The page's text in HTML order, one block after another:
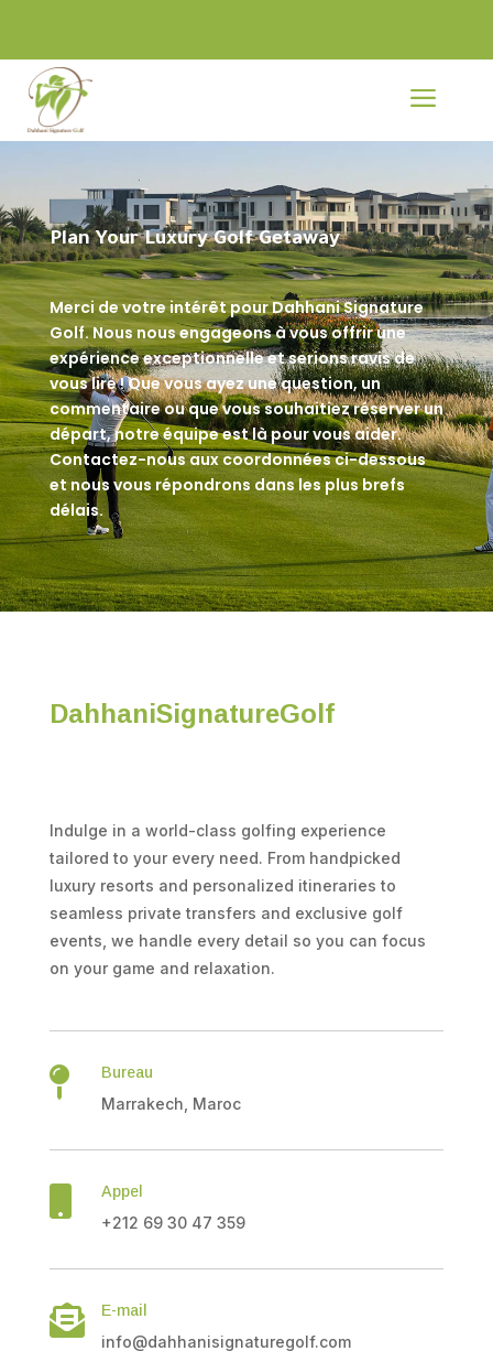
a
Plan Your Luxury Golf Getaway
Merci de votre intérêt pour Dahhani Signature
Golf. Nous nous engageons à vous offrir une
expérience exceptionnelle et serions ravis de
vous lire ! Que vous ayez une question, un
commentaire ou que vous souhaitiez réserver un
départ, notre équipe est là pour vous aider.
Contactez-nous aux coordonnées ci-dessous
et nous vous répondrons dans les plus brefs
délais.
DahhaniSignatureGolf
Indulge in a world-class golfing experience
tailored to your every need. From handpicked
luxury resorts and personalized itineraries to
seamless private transfers and exclusive golf
events, we handle every detail so you can focus
on your game and relaxation.
 Bureau
Marrakech, Maroc
Appel
+212 69 30 47 359
 E-mail
info@dahhanisignaturegolf.com